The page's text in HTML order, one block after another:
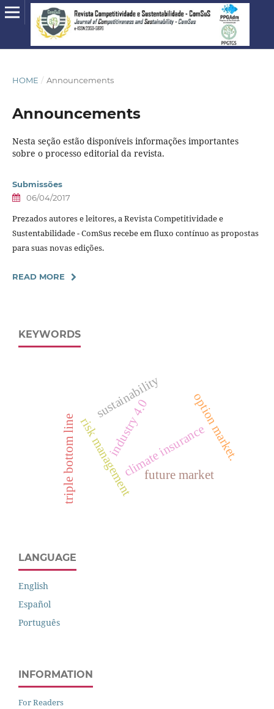
HOME / Announcements
Announcements
Nesta seção estão disponíveis informações importantes
sobre o processo editorial da revista.
Submissões
06/04/2017
Prezados autores e leitores, a Revista Competitividade e
Sustentabilidade - ComSus recebe em fluxo contínuo as propostas
para suas novas edições.
READ MORE
KEYWORDS
industry 4.0
risk management
sustainability
triple bottom line climate insurance
future market
option market.
LANGUAGE
English
Español
Português
INFORMATION
For Readers